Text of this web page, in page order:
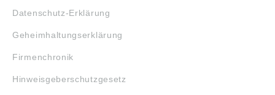
Datenschutz-Erklärung
Geheimhaltungserklärung
Firmenchronik
Hinweisgeberschutzgesetz